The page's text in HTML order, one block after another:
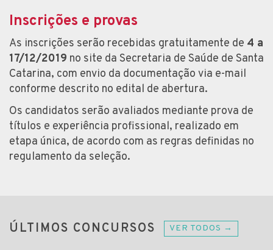
Inscrições e provas
As inscrições serão recebidas gratuitamente de 4 a
17/12/2019 no site da Secretaria de Saúde de Santa
Catarina, com envio da documentação via e-mail
conforme descrito no edital de abertura.
Os candidatos serão avaliados mediante prova de
títulos e experiência profissional, realizado em
etapa única, de acordo com as regras definidas no
regulamento da seleção.
ÚLTIMOS CONCURSOS VER TODOS →